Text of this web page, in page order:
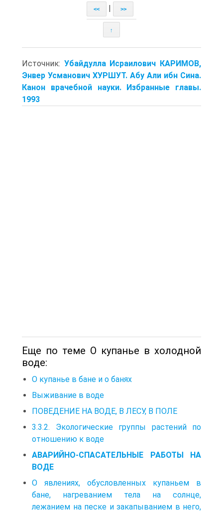
<< >>
↑
Источник: Убайдулла Исраилович КАРИМОВ,
Энвер Усманович ХУРШУТ. Абу Али ибн Сина.
Канон врачебной науки. Избранные главы.
1993
Еще по теме О купанье в холодной
воде:
О купанье в бане и о банях
Выживание в воде
ПОВЕДЕНИЕ НА ВОДЕ, В ЛЕСУ, В ПОЛЕ
3.3.2. Экологические группы растений по
отношению к воде
АВАРИЙНО-СПАСАТЕЛЬНЫЕ РАБОТЫ НА
ВОДЕ
О явлениях, обусловленных купаньем в
бане, нагреванием тела на солнце,
лежанием на песке и закапыванием в него,